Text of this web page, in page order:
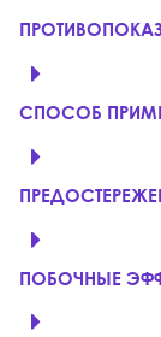
СПОСОБ
ПОБОЧНЫЕ